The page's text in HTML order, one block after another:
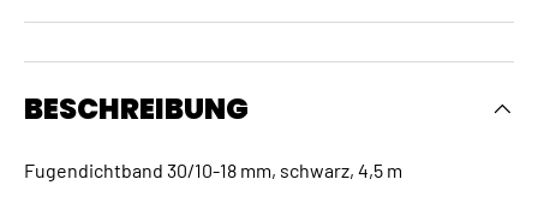
BESCHREIBUNG
Fugendichtband 30/10-18 mm, schwarz, 4,5 m